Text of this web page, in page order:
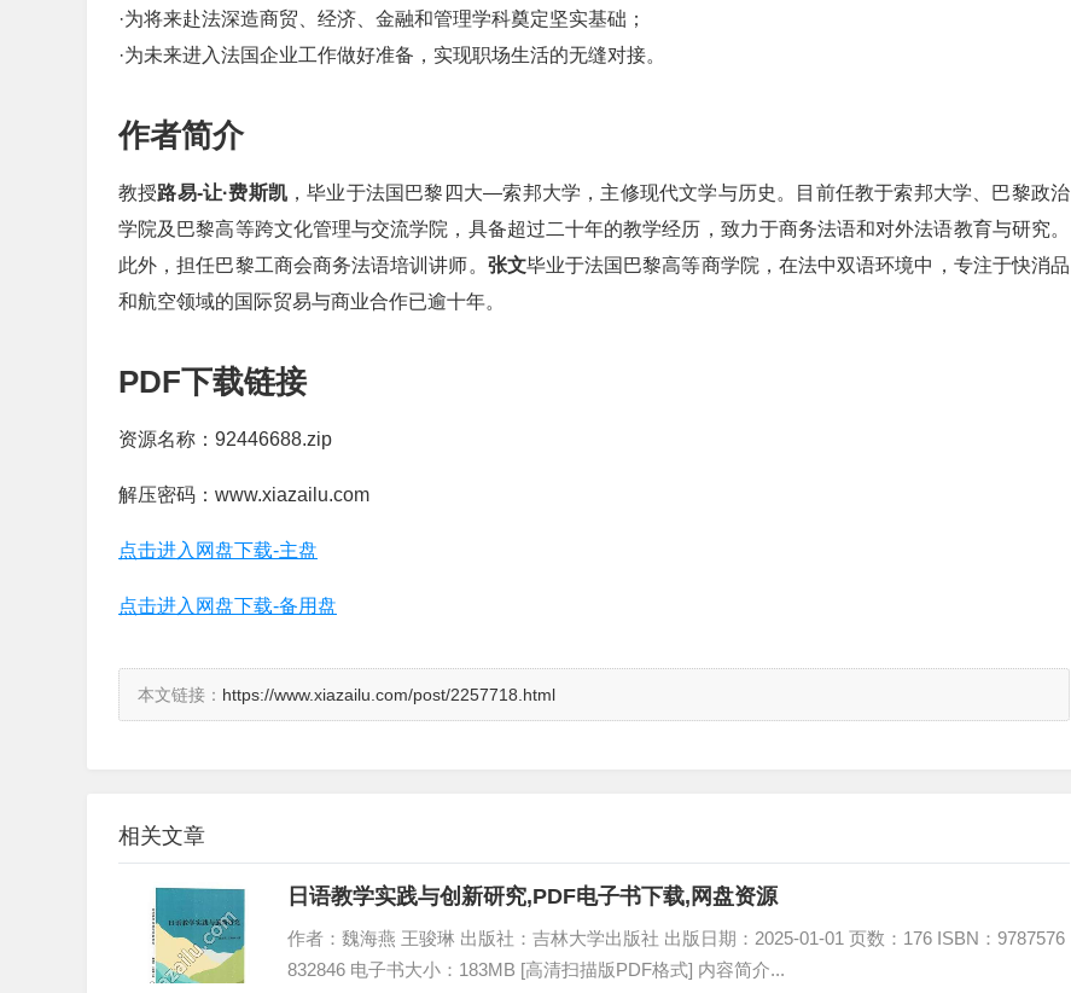
·为将来赴法深造商贸、经济、金融和管理学科奠定坚实基础；
·为未来进入法国企业工作做好准备，实现职场生活的无缝对接。
作者简介
教授路易-让·费斯凯 ，毕业于法国巴黎四大—索邦大学，主修现代文学与历史。目前任教于索邦大学、巴黎政治
学院及巴黎高等跨文化管理与交流学院，具备超过二十年的教学经历，致力于商务法语和对外法语教育与研究。
此外，担任巴黎工商会商务法语培训讲师。 张文毕业于法国巴黎高等商学院，在法中双语环境中，专注于快消品
和航空领域的国际贸易与商业合作已逾十年。
PDF下载链接
资源名称：92446688.zip
解压密码：www.xiazailu.com
点击进入网盘下载-主盘
点击进入网盘下载-备用盘
本文链接： https://www.xiazailu.com/post/2257718.html
相关文章
日语教学实践与创新研究,PDF电子书下载,网盘资源
作者：魏海燕 王骏琳 出版社：吉林大学出版社 出版日期：2025-01-01 页数：176 ISBN：9787576
832846 电子书大小：183MB [高清扫描版PDF格式] 内容简介...